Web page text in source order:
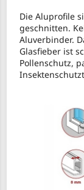
Die Aluprofile
geschnitten.
Aluverbinder.
Glasfieber ist
Pollenschutz,